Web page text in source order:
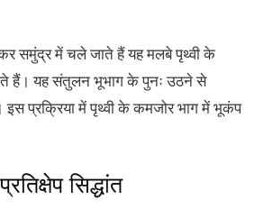
समुंद्र में चले जाते हैं यह मलबे पृथ्वी के
हैं। यह संतुलन भूभाग के पुनः उठने से
इस प्रक्रिया में पृथ्वी के कमजोर भाग में भूकंप
सिद्धांत